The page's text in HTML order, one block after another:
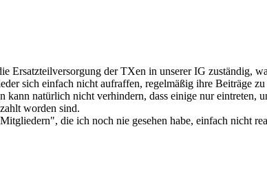
Ersatzteilversorgung der TXen in unserer IG zuständig,
sich einfach nicht aufraffen, regelmäßig ihre Beiträge
kann natürlich nicht verhindern, dass einige nur
worden sind.
die ich noch nie gesehen habe, einfach nicht